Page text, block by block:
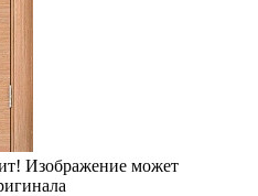
Изображение может